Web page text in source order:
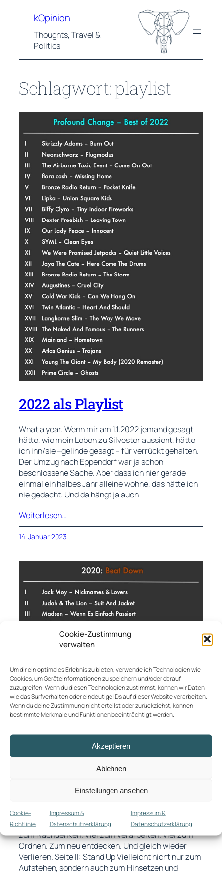
Cookie-Zustimmung
verwalten
Um dir ein optimales Erlebnis zu bieten, verwende ich Technologien wie
Cookies, um Geräteinformationen zu speichern und/oder darauf
zuzugreifen. Wenn du diesen Technologien zustimmst, können wir Daten
wie das Surfverhalten oder eindeutige IDs auf dieser Website verarbeiten.
Wenn du deine Zustimmung nicht erteilst oder zurückziehst, können
bestimmte Merkmale und Funktionen beeinträchtigt werden.
Akzeptieren
Ablehnen
Einstellungen ansehen
Cookie-
Richtlinie
Impressum &
Datenschutzerklärung
Impressum &
Datenschutzerklärung
springen
kOpinion
Thoughts, Travel &
Politics
Schlagwort: playlist
2022 als Playlist
What a year. Wenn mir am 1.1.2022 jemand gesagt
hätte, wie mein Leben zu Silvester aussieht, hätte
ich ihn/sie –gelinde gesagt – für verrückt gehalten.
Der Umzug nach Eppendorf war ja schon
beschlossene Sache. Aber dass ich hier gerade
einmal ein halbes Jahr alleine wohne, das hätte ich
nie gedacht. Und da hängt ja auch
Weiterlesen…
14. Januar 2023
Of Hopes & Failures
manchmal regelrecht durch den Tag gebracht. Das
hier sind die Lieblinge. Seite I: Beat Down Viel (Zeit)
zum Nachdenken. Viel zum Verarbeiten. Viel zum
Ordnen. Zum neu entdecken. Und gleich wieder
Verlieren. Seite II: Stand Up Vielleicht nicht nur zum
Aufstehen, sondern auch zum Hinsetzen und